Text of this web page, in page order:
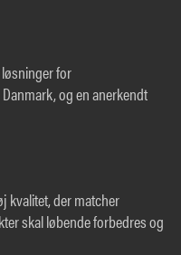
for
og en anerkendt
kvalitet, der matcher
skal løbende forbedres og